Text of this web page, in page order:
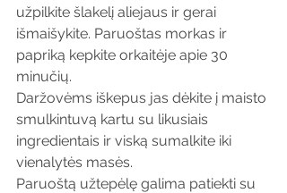
užpilkite šlakelį aliejaus ir gerai
išmaišykite. Paruoštas morkas ir
papriką kepkite orkaitėje apie 30
minučių.
Daržovėms iškepus jas dėkite į maisto
smulkintuvą kartu su likusiais
ingredientais ir viską sumalkite iki
vienalytės masės.
Paruoštą užtepėlę galima patiekti su